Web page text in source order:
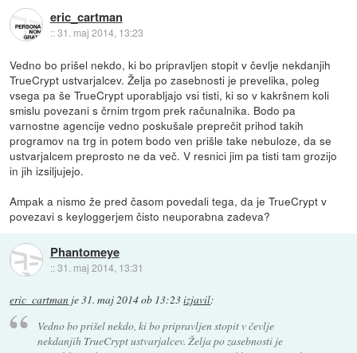
eric_cartman
::31. maj 2014, 13:23
Vedno bo prišel nekdo, ki bo pripravljen stopit v čevlje nekdanjih
TrueCrypt ustvarjalcev. Želja po zasebnosti je prevelika, poleg
vsega pa še TrueCrypt uporabljajo vsi tisti, ki so v kakršnem koli
smislu povezani s črnim trgom prek računalnika. Bodo pa
varnostne agencije vedno poskušale preprečit prihod takih
programov na trg in potem bodo ven prišle take nebuloze, da se
ustvarjalcem preprosto ne da več. V resnici jim pa tisti tam grozijo
in jih izsiljujejo.
Ampak a nismo že pred časom povedali tega, da je TrueCrypt v
povezavi s keyloggerjem čisto neuporabna zadeva?
Phantomeye
::31. maj 2014, 13:31
eric_cartman je31. maj 2014 ob 13:23izjavil:
Vedno bo prišel nekdo, ki bo pripravljen stopit v čevlje
nekdanjih TrueCrypt ustvarjalcev. Želja po zasebnosti je